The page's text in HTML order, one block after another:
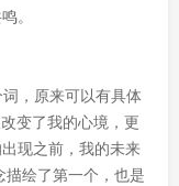
。
，原来可以有具体
变了我的心境，更
现之前，我的未来
绘了第一个，也是